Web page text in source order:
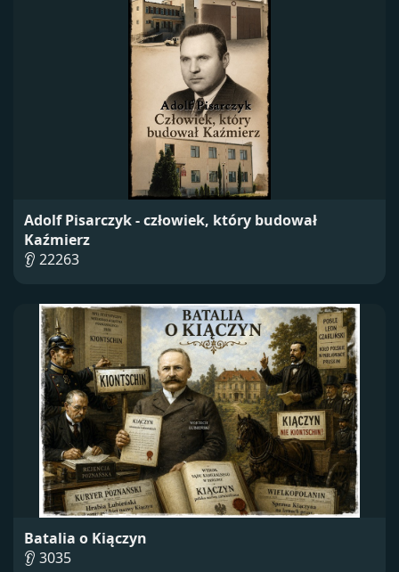
Adolf Pisarczyk - człowiek, który budował
Kaźmierz
👂 22263
Batalia o Kiączyn
👂 3035